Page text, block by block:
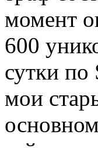
момент
600
сутки по
мои